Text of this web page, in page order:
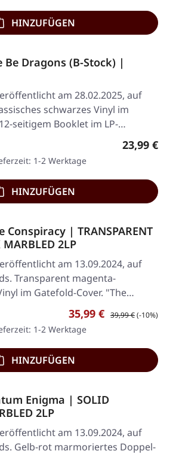
HINZUFÜGEN
Be Dragons (B-Stock) |
am 28.02.2025, auf
schwarzes Vinyl im
seitigem Booklet im LP-
Regulärer
23,99 €
1-2 Werktage
HINZUFÜGEN
Conspiracy | TRANSPARENT
2LP
am 13.09.2024, auf
Transparent magenta-
im Gatefold-Cover. "The
Verkaufspreis:
35,99 € Regulärer Preis:
39,99 €(-10%)
1-2 Werktage
HINZUFÜGEN
Enigma | SOLID
2LP
am 13.09.2024, auf
Gelb-rot marmoriertes Doppel-